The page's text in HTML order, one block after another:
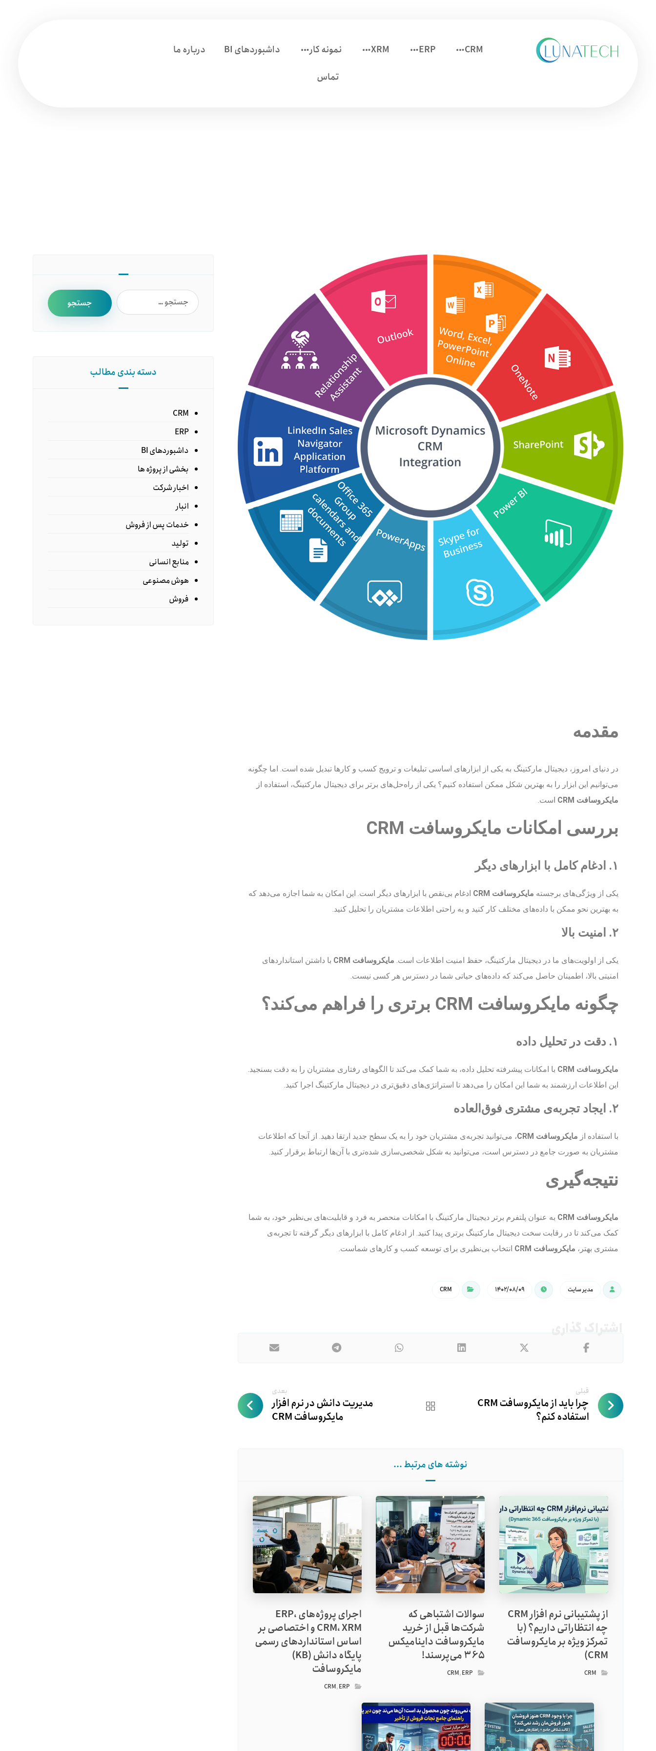
CRM
ERP
XRM نمونه کار داشبوردهای BI
درباره ما
تماس
مقدمه
در دنیای امروز، دیجیتال مارکتینگ به یکی از ابزارهای اساسی تبلیغات و ترویج کسب و کارها تبدیل شده است. اما چگونه
می‌توانیم این ابزار را به بهترین شکل ممکن استفاده کنیم؟ یکی از راه‌حل‌های برتر برای دیجیتال مارکتینگ، استفاده از
مایکروسافت CRM
است.
بررسی امکانات مایکروسافت CRM
۱. ادغام کامل با ابزارهای دیگر
یکی از ویژگی‌های برجسته مایکروسافت CRM
ادغام بی‌نقص با ابزارهای دیگر است. این امکان به شما اجازه می‌دهد که
به بهترین نحو ممکن با داده‌های مختلف کار کنید و به راحتی اطلاعات مشتریان را تحلیل کنید.
۲. امنیت بالا
یکی از اولویت‌های ما در دیجیتال مارکتینگ، حفظ امنیت اطلاعات است. مایکروسافت CRM
با داشتن استانداردهای
امنیتی بالا، اطمینان حاصل می‌کند که داده‌های حیاتی شما در دسترس هر کسی نیست.
چگونه مایکروسافت CRM برتری را فراهم می‌کند؟
۱. دقت در تحلیل داده
مایکروسافت CRM
با امکانات پیشرفته تحلیل داده، به شما کمک می‌کند تا الگوهای رفتاری مشتریان را به دقت بسنجید.
این اطلاعات ارزشمند به شما این امکان را می‌دهد تا استراتژی‌های دقیق‌تری در دیجیتال مارکتینگ اجرا کنید.
۲. ایجاد تجربه‌ی مشتری فوق‌العاده
با استفاده از مایکروسافت CRM
، می‌توانید تجربه‌ی مشتریان خود را به یک سطح جدید ارتقا دهید. از آنجا که اطلاعات
مشتریان به صورت جامع در دسترس است، می‌توانید به شکل شخصی‌سازی شده‌تری با آن‌ها ارتباط برقرار کنید.
نتیجه‌گیری
مایکروسافت CRM
به عنوان پلتفرم برتر دیجیتال مارکتینگ با امکانات منحصر به فرد و قابلیت‌های بی‌نظیر خود، به شما
کمک می‌کند تا در رقابت سخت دیجیتال مارکتینگ برتری پیدا کنید. از ادغام کامل با ابزارهای دیگر گرفته تا تجربه‌ی
مشتری بهتر، مایکروسافت CRM انتخاب بی‌نظیری برای توسعه کسب و کارهای شماست.
مدیر سایت ۱۴۰۲/۰۸/۰۹ CRM
قبلی
چرا باید از مایکروسافت CRM
استفاده کنم؟
بعدی
مدیریت دانش در نرم افزار
مایکروسافت CRM
نوشته های مرتبط ...
از پشتیبانی نرم افزار CRM
چه انتظاراتی داریم؟ (با
تمرکز ویژه بر مایکروسافت
CRM)
CRM
سوالات اشتباهی که
شرکت‌ها قبل از خرید
مایکروسافت داینامیکس
365 می‌پرسند!
CRM,ERP
اجرای پروژه‌های ERP،
CRM، XRM و اختصاصی بر
اساس استانداردهای رسمی
پایگاه دانش (KB)
مایکروسافت
CRM,ERP
دسته بندی مطالب
CRM
ERP
داشبوردهای BI
بخشی از پروژه ها
اخبار شرکت
انبار
خدمات پس از فروش
تولید
منابع انسانی
هوش مصنوعی
فروش